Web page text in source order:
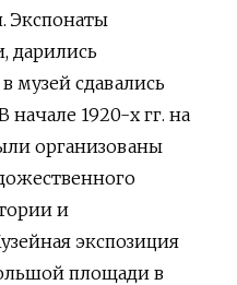
Экспонаты
дарились
музей сдавались
1920-х гг. на
организованы
и
экспозиция
площади в